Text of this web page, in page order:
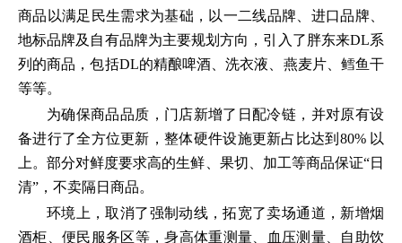
商品以满足民生需求为基础，以一二线品牌、进口品牌、
地标品牌及自有品牌为主要规划方向，引入了胖东来DL系
列的商品，包括DL的精酿啤酒、洗衣液、燕麦片、鳕鱼干
等等。
为确保商品品质，门店新增了日配冷链，并对原有设
备进行了全方位更新，整体硬件设施更新占比达到80% 以
上。部分对鲜度要求高的生鲜、果切、加工等商品保证“日
清”，不卖隔日商品。
环境上，取消了强制动线，拓宽了卖场通道，新增烟
酒柜、便民服务区等，身高体重测量、血压测量、自助饮